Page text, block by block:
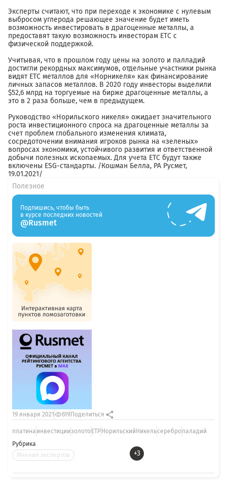
Эксперты считают, что при переходе к экономике с нулевым
выбросом углерода решающее значение будет иметь
возможность инвестировать в драгоценные металлы, а
предоставят такую возможность инвесторам ETC с
физической поддержкой.
Учитывая, что в прошлом году цены на золото и палладий
достигли рекордных максимумов, отдельные участники рынка
видят ETC металлов для «Норникеля» как финансирование
личных запасов металлов. В 2020 году инвесторы выделили
$52,6 млрд на торгуемые на бирже драгоценные металлы, а
это в 2 раза больше, чем в предыдущем.
Руководство «Норильского никеля» ожидает значительного
роста инвестиционного спроса на драгоценные металлы за
счет проблем глобального изменения климата,
сосредоточении внимания игроков рынка на «зеленых»
вопросах экономики, устойчивого развития и ответственной
добычи полезных ископаемых. Для учета ETC будут также
включены ESG-стандарты. /Кошман Белла, РА Русмет,
19.01.2021/
Рубрика
Мнения экспертов
+3
19 января 2021 619 Поделиться
платина инвестициизолото ETP НорильскийНикельсеребропаладий
Полезное
Подпишись, чтобы быть
в курсе последних новостей
@Rusmet